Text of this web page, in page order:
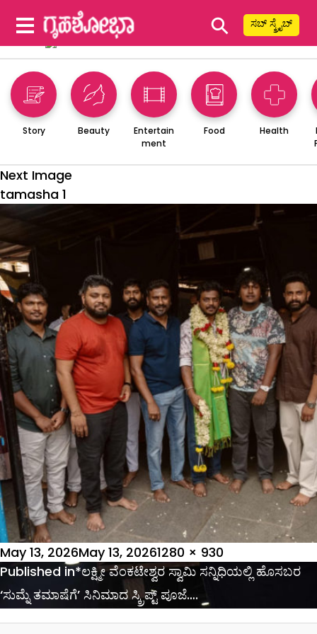
⚲ ಸಬ್ ಸ್ಕ್ರೈಬ್
Story Beauty
Entertain
ment
Food Health
Next Image
tamasha 1
Posted
on
May 13, 2026May 13, 2026Full
size
1280 × 930
Post
navigation
Published in*ಲಕ್ಷ್ಮೀ ವೆಂಕಟೇಶ್ವರ ಸ್ವಾಮಿ ಸನ್ನಿಧಿಯಲ್ಲಿ ಹೊಸಬರ
‘ಸುಮ್ನೆ ತಮಾಷೆಗೆ’ ಸಿನಿಮಾದ ಸ್ಕ್ರಿಪ್ಟ್ ಪೂಜೆ….